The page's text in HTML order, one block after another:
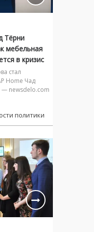
Тёрни
мебельная
в кризис
стал
Home Чад
newsdelo.com
политики